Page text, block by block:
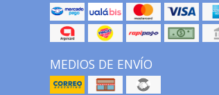
MEDIOS DE ENVÍO